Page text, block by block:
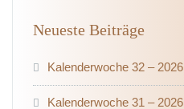
Neueste Beiträge
Kalenderwoche 32 – 2026
Kalenderwoche 31 – 2026